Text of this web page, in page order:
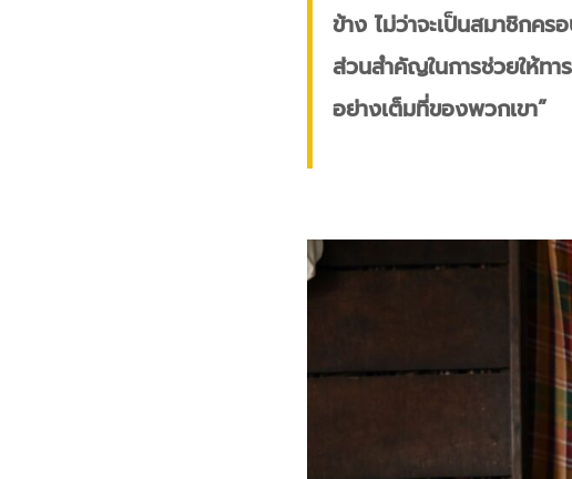
ข้าง ไม่ว่าจะเป็นสมาชิก
ส่วนสำคัญในการช่วยให้ทา
อย่างเต็มที่ของพวกเขา”